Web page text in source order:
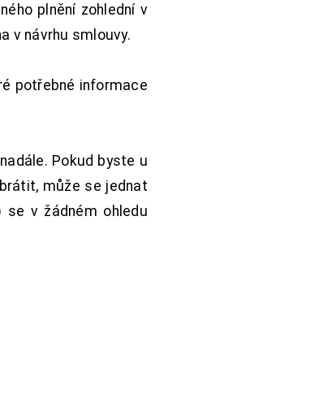
plnění zohlední v
v návrhu smlouvy.
potřebné informace
Pokud byste u
může se jednat
se v žádném ohledu